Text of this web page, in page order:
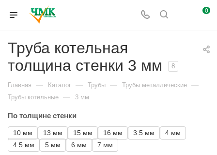
0
Труба котельная
толщина стенки 3 мм
8
Главная — Каталог — Трубы — Трубы металлические —
Трубы котельные — 3 мм
По толщине стенки
10 мм 13 мм 15 мм 16 мм 3.5 мм
4 мм
4.5 мм
5 мм 6 мм
7 мм